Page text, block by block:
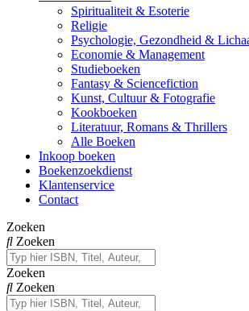
Spiritualiteit & Esoterie
Religie
Psychologie, Gezondheid &
Economie & Management
Studieboeken
Fantasy & Sciencefiction
Kunst, Cultuur & Fotografie
Kookboeken
Literatuur, Romans & Thrillers
Alle Boeken
Inkoop boeken
Boekenzoekdienst
Klantenservice
Contact
Zoeken
Zoeken
Zoeken
Zoeken